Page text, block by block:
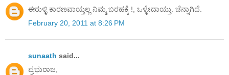
ಈರುಳ್ಳಿ ಕಾರಣವಾಯ್ತಲ್ಲ ನಿಮ್ಮ ಬರಹಕ್ಕೆ !, ಒಳ್ಳೇದಾಯ್ತು. ಚೆನ್ನಾಗಿದೆ.
February 20, 2011 at 8:26 PM
sunaath said...
ಪ್ರಭುರಾಜ,